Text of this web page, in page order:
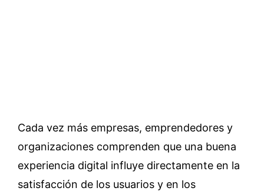
Cada vez más empresas, emprendedores y
organizaciones comprenden que una buena
experiencia digital influye directamente en la
satisfacción de los usuarios y en los